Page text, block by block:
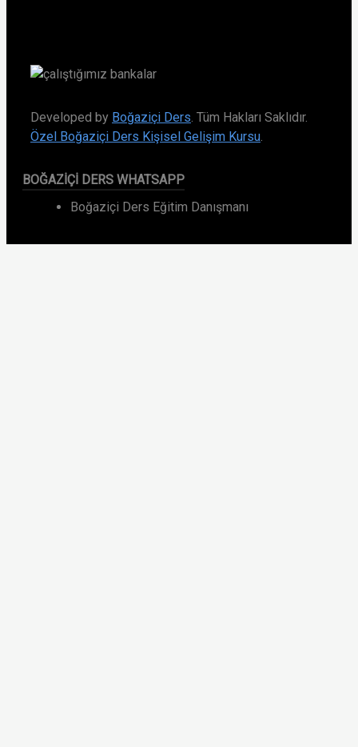
Developed by Boğaziçi Ders . Tüm Hakları Saklıdır.
Özel Boğaziçi Ders Kişisel Gelişim Kursu
BOĞAZIÇI DERS WHATSAPP
Boğaziçi Ders Eğitim Danışmanı